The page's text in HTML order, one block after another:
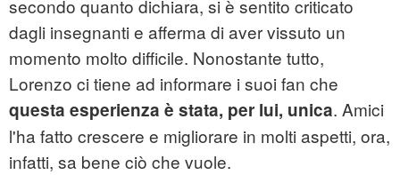
secondo quanto dichiara, si è sentito criticato
dagli insegnanti e afferma di aver vissuto un
momento molto difficile. Nonostante tutto,
Lorenzo ci tiene ad informare i suoi fan che
questa esperienza è stata, per lui, unica. Amici
l'ha fatto crescere e migliorare in molti aspetti, ora,
infatti, sa bene ciò che vuole.